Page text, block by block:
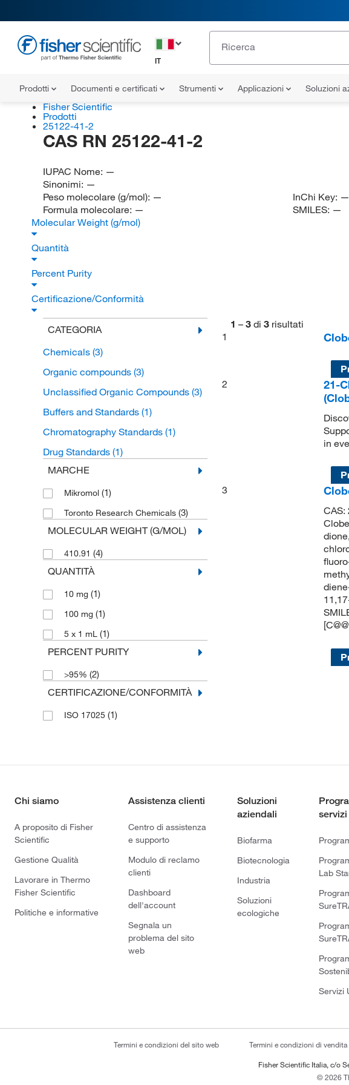
IT
Prodotti Documenti e certificati Strumenti Applicazioni Soluzioni
Fisher Scientific
Prodotti
25122-41-2
CAS RN 25122-41-2
IUPAC Nome: —
Sinonimi: —
Peso molecolare (g/mol): —
Formula molecolare: —
InChi Key: —
SMILES: —
Molecular Weight (g/mol)
Quantità
Percent Purity
Certificazione/Conformità
CATEGORIA
Chemicals (3)
Organic compounds (3)
Unclassified Organic Compounds (3)
Buffers and Standards (1)
Chromatography Standards (1)
Drug Standards (1)
MARCHE
Mikromol (1)
Toronto Research Chemicals (3)
MOLECULAR WEIGHT (G/MOL)
410.91 (4)
QUANTITÀ
10 mg (1)
100 mg (1)
5 x 1 mL (1)
PERCENT PURITY
>95% (2)
CERTIFICAZIONE/CONFORMITÀ
ISO 17025 (1)
1 – 3 di 3 risultati
1
2
21-
in
3
CAS:
Chi siamo
A proposito di Fisher
Scientific
Gestione Qualità
Lavorare in Thermo
Fisher Scientific
Politiche e informative
Assistenza clienti
Centro di assistenza
e supporto
Modulo di reclamo
clienti
Dashboard
dell'account
Segnala un
problema del sito
web
Soluzioni
aziendali
Biofarma
Biotecnologia
Industria
Soluzioni
ecologiche
servizi
Lab
Servizi
Termini e condizioni del sito web Termini e condizioni di vendita
Fisher Scientific Italia, c/o
© 2026